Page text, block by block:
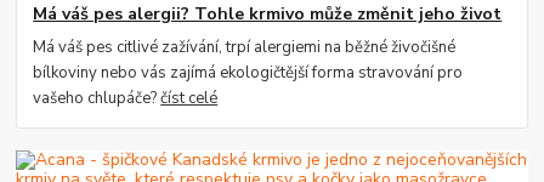
Má váš pes alergii? Tohle krmivo může změnit jeho život
Má váš pes citlivé zažívání, trpí alergiemi na běžné živočišné
bílkoviny nebo vás zajímá ekologičtější forma stravování pro
vašeho chlupáče?číst celé